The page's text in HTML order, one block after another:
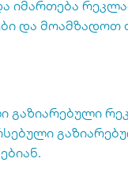
იმართება
და მოამზადოთ
გაზიარებული